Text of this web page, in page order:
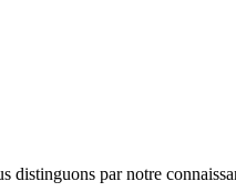
distinguons par notre